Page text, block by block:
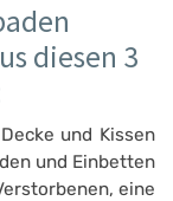
diesen 3
und Kissen
und Einbetten
eine